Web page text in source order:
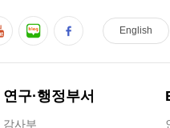
연구·행정부서
감사부
English